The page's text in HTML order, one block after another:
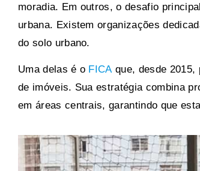
moradia. Em outros, o desafio
urbana. Existem organizações
do solo urbano.
Uma delas é o FICAque, desde 2015,
de imóveis. Sua estratégia combina
em áreas centrais, garantindo que